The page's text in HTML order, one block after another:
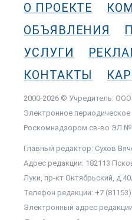
О ПРОЕКТЕ
ОБЪЯВЛЕНИЯ
УСЛУГИ
КОНТАКТЫ
2000-2026 © Учредитель:
Электронное периодическое
Роскомнадзором cв-во ЭЛ
Главный редактор: Сухов
Адрес редакции: 182113
Луки, пр-кт Октябрьский,
Телефон редакции: +7
Электронный адрес